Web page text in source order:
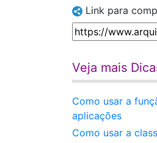
Link para
Veja mais
Como usar a
aplicações
Como usar a